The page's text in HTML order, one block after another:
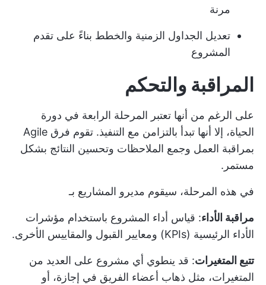
مرنة
تعديل الجداول الزمنية والخطط بناءً على تقدم
المشروع
المراقبة والتحكم
على الرغم من أنها تعتبر المرحلة الرابعة في دورة
الحياة، إلا أنها تبدأ بالتزامن مع التنفيذ. تقوم فرق Agile
بمراقبة العمل وجمع الملاحظات وتحسين النتائج بشكل
مستمر.
في هذه المرحلة، سيقوم مديرو المشاريع بـ
مراقبة الأداء: قياس أداء المشروع باستخدام مؤشرات
الأداء الرئيسية (KPIs)
ومعايير القبول والمقاييس الأخرى.
تتبع المتغيرات: قد ينطوي أي مشروع على العديد من
المتغيرات، مثل ذهاب أعضاء الفريق في إجازة، أو